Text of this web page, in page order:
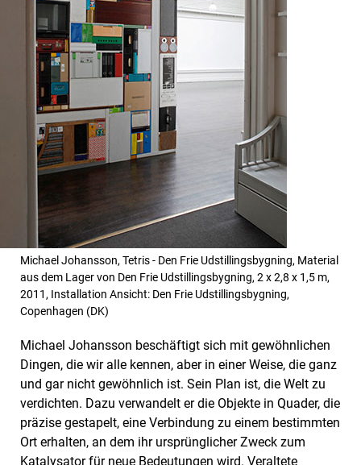
Michael Johansson, Tetris - Den Frie Udstillingsbygning, Material
aus dem Lager von Den Frie Udstillingsbygning, 2 x 2,8 x 1,5 m,
2011, Installation Ansicht: Den Frie Udstillingsbygning,
Copenhagen (DK)
Michael Johansson beschäftigt sich mit gewöhnlichen
Dingen, die wir alle kennen, aber in einer Weise, die ganz
und gar nicht gewöhnlich ist. Sein Plan ist, die Welt zu
verdichten. Dazu verwandelt er die Objekte in Quader, die
präzise gestapelt, eine Verbindung zu einem bestimmten
Ort erhalten, an dem ihr ursprünglicher Zweck zum
Katalysator für neue Bedeutungen wird. Veraltete